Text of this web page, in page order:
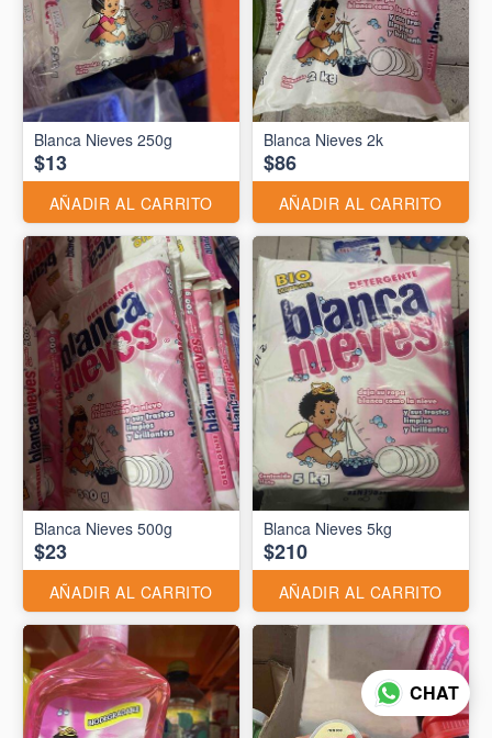
Blanca Nieves 250g
$13
AÑADIR AL CARRITO
Blanca Nieves 2k
$86
AÑADIR AL CARRITO
Blanca Nieves 500g
$23
AÑADIR AL CARRITO
Blanca Nieves 5kg
$210
AÑADIR AL CARRITO
CHAT